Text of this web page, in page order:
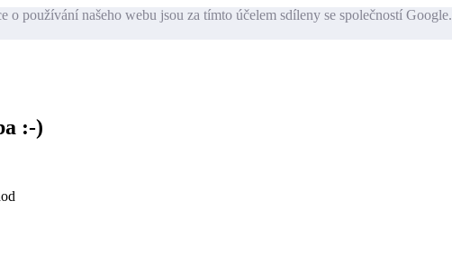
používání našeho webu jsou za tímto účelem sdíleny se společností Google.
:-)